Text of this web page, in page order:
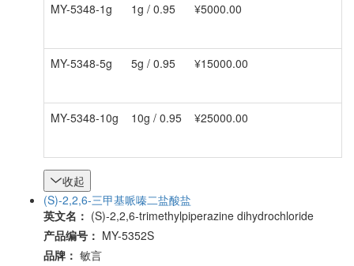
MY-5348-1g
1g / 0.95 ¥5000.00
MY-5348-5g 5g / 0.95 ¥15000.00
MY-5348-10g 10g / 0.95 ¥25000.00
收起
(S)-2,2,6-三甲基哌嗪二盐酸盐
英文名： (S)-2,2,6-trimethylpiperazine dihydrochloride
产品编号： MY-5352S
品牌： 敏言